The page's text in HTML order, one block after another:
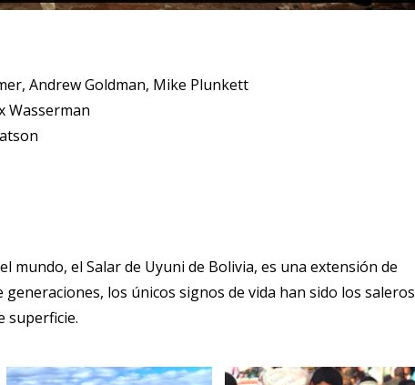
Andrew Goldman, Mike Plunkett
Wasserman
mundo, el Salar de Uyuni de Bolivia, es una extensión de
los únicos signos de vida han sido los saleros
superficie.